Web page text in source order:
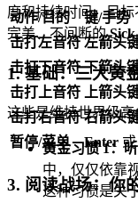
动作/目的
键/手势
击打左音符 左箭头
击打下音符 下箭头
击打上音符
上箭头
击打右音符 右箭头
暂停/菜单
Enter
3. 阅读战场：你
度和持续时间。目
完美、不间断的Sick
1. 基础：三大黄
这些是维持世界级高
黄金习惯 1：
中，仅仅依靠
这种习惯是关